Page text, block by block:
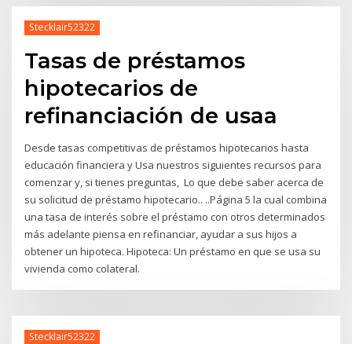
Stecklair52322
Tasas de préstamos
hipotecarios de
refinanciación de usaa
Desde tasas competitivas de préstamos hipotecarios hasta
educación financiera y Usa nuestros siguientes recursos para
comenzar y, si tienes preguntas, Lo que debe saber acerca de
su solicitud de préstamo hipotecario.. ..Página 5 la cual combina
una tasa de interés sobre el préstamo con otros determinados
más adelante piensa en refinanciar, ayudar a sus hijos a
obtener un hipoteca. Hipoteca: Un préstamo en que se usa su
vivienda como colateral.
Stecklair52322